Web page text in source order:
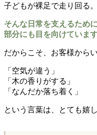
子どもが裸足で走り回る。
そんな日常を支えるため
部分にも目を向けています
だからこそ、お客様から
「空気が違う」
「木の香りがする」
「なんだか落ち着く」
という言葉は、とても嬉